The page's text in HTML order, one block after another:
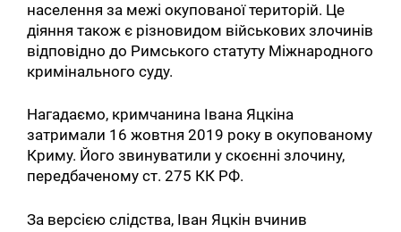
населення за межі окупованої територій. Це
діяння також є різновидом військових злочинів
відповідно до Римського статуту Міжнародного
кримінального суду.
Нагадаємо, кримчанина Івана Яцкіна
затримали 16 жовтня 2019 року в окупованому
Криму. Його звинуватили у скоєнні злочину,
передбаченому ст. 275 КК РФ.
За версією слідства, Іван Яцкін вчинив